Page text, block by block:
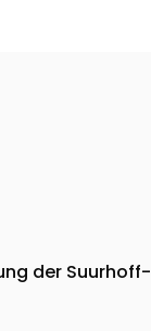
der Suurhoff-